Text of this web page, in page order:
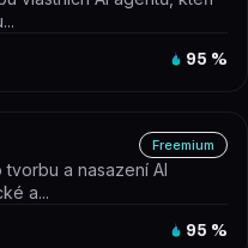
95 %
Freemium
a nasazení AI
a...
95 %